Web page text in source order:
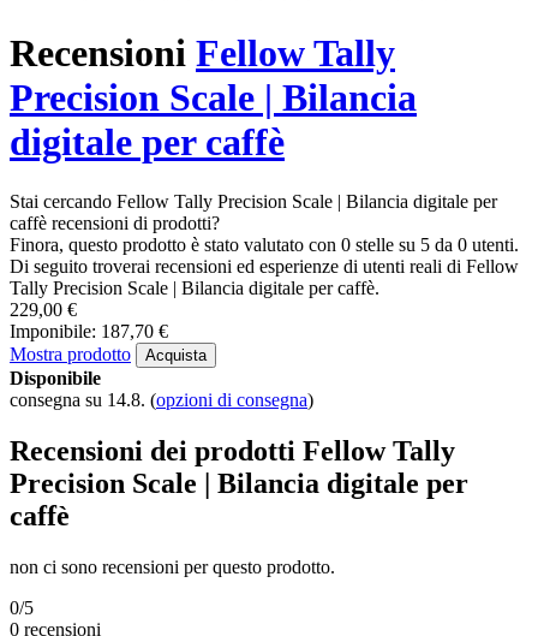
Recensioni Fellow Tally
Precision Scale | Bilancia
digitale per caffè
Stai cercando Fellow Tally Precision Scale | Bilancia digitale per
caffè recensioni di prodotti?
Finora, questo prodotto è stato valutato con 0 stelle su 5 da 0 utenti.
Di seguito troverai recensioni ed esperienze di utenti reali di Fellow
Tally Precision Scale | Bilancia digitale per caffè.
229,00 €
Imponibile: 187,70 €
Mostra prodotto
Acquista
Disponibile
consegna su 14.8. (opzioni di consegna)
Recensioni dei prodotti Fellow Tally
Precision Scale | Bilancia digitale per
caffè
non ci sono recensioni per questo prodotto.
0/5
0 recensioni